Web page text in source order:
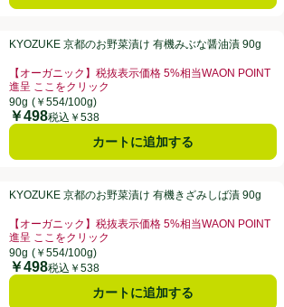
菜漬け 有機みぶな醤油漬 90g
2週間
5点中5.0点。
KYOZUKE 京都のお野菜漬け 有機みぶな醤油漬 90g
【オーガニック】税抜表示価格 5%相当WAON POINT
進呈 ここをクリック
お買い得品名：【オーガニック】税抜表示価格 5%相
90g (￥554/100g)
価格
￥498税込￥538
カートに追加する
菜漬け 有機きざみしば漬 90g
2週間
5点中5.0点。
KYOZUKE 京都のお野菜漬け 有機きざみしば漬 90g
【オーガニック】税抜表示価格 5%相当WAON POINT
進呈 ここをクリック
お買い得品名：【オーガニック】税抜表示価格 5%相
90g (￥554/100g)
価格
￥498税込￥538
カートに追加する